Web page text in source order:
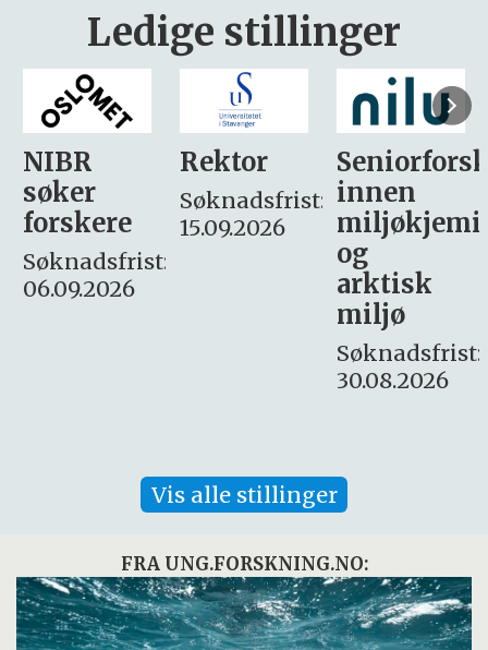
Ledige stillinger
Rektor
Søknadsfrist:
15.09.2026
Seniorforsker
innen
miljøkjemi
søker
– fast
Søknadsfrist:
16. august.
Vis alle stillinger
FRA UNG.FORSKNING.NO: